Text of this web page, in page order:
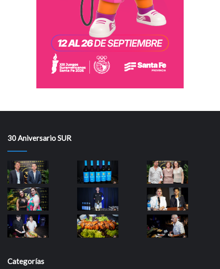
30 Aniversario SUR
Categorías